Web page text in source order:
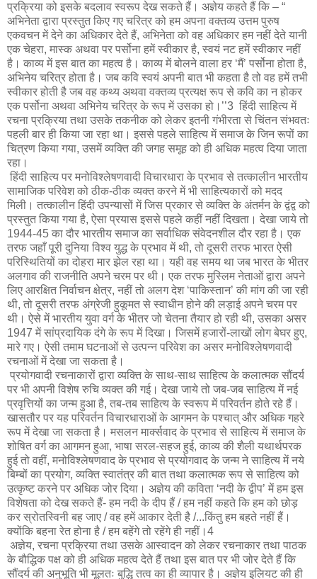
प्रक्रिया को इसके बदलाव स्वरूप देख सकते हैं। अज्ञेय कहते हैं कि – “
अभिनेता द्वारा प्रस्तुत किए गए चरित्र को हम अपना वक्तव्य उत्तम पुरुष
एकवचन में देने का अधिकार देते हैं, अभिनेता को वह अधिकार हम नहीं देते यानी
एक चेहरा, मास्क अथवा पर पर्सोना हमें स्वीकार है, स्वयं नट हमें स्वीकार नहीं
है। काव्य में इस बात का महत्व है। काव्य में बोलने वाला हर ‘मैं’ पर्सोना होता है,
अभिनेय चरित्र होता है। जब कवि स्वयं अपनी बात भी कहता है तो वह हमें तभी
स्वीकार होती है जब वह कथ्य अथवा वक्तव्य प्रत्यक्ष रूप से कवि का न होकर
एक पर्सोना अथवा अभिनेय चरित्र के रूप में उसका हो।’’3 हिंदी साहित्य में
रचना प्रक्रिया तथा उसके तकनीक को लेकर इतनी गंभीरता से चिंतन संभवतः
पहली बार ही किया जा रहा था। इससे पहले साहित्य में समाज के जिन रूपों का
चित्रण किया गया, उसमें व्यक्ति की जगह समूह को ही अधिक महत्व दिया जाता
रहा।
हिंदी साहित्य पर मनोविश्लेषणवादी विचारधारा के प्रभाव से तत्कालीन भारतीय
सामाजिक परिवेश को ठीक-ठीक व्यक्त करने में भी साहित्यकारों को मदद
मिली। तत्कालीन हिंदी उपन्यासों में जिस प्रकार से व्यक्ति के अंतर्मन के द्वंद्व को
प्रस्तुत किया गया है, ऐसा प्रयास इससे पहले कहीं नहीं दिखता। देखा जाये तो
1944-45 का दौर भारतीय समाज का सर्वाधिक संवेदनशील दौर रहा है। एक
तरफ जहाँ पूरी दुनिया विश्व युद्ध के प्रभाव में थी, तो दूसरी तरफ भारत ऐसी
परिस्थितियों का दोहरा मार झेल रहा था। यही वह समय था जब भारत के भीतर
अलगाव की राजनीति अपने चरम पर थी। एक तरफ मुस्लिम नेताओं द्वारा अपने
लिए आरक्षित निर्वाचन क्षेत्र, नहीं तो अलग देश ‘पाकिस्तान’ की मांग की जा रही
थी, तो दूसरी तरफ अंग्रेजी हुकूमत से स्वाधीन होने की लड़ाई अपने चरम पर
थी। ऐसे में भारतीय युवा वर्ग के भीतर जो चेतना तैयार हो रही थी, उसका असर
1947 में सांप्रदायिक दंगे के रूप में दिखा। जिसमें हजारों-लाखों लोग बेघर हुए,
मारे गए। ऐसी तमाम घटनाओं से उत्पन्न परिवेश का असर मनोविश्लेषणवादी
रचनाओं में देखा जा सकता है।
प्रयोगवादी रचनाकारों द्वारा व्यक्ति के साथ-साथ साहित्य के कलात्मक सौंदर्य
पर भी अपनी विशेष रुचि व्यक्त की गई। देखा जाये तो जब-जब साहित्य में नई
प्रवृत्तियों का जन्म हुआ है, तब-तब साहित्य के स्वरूप में परिवर्तन होते रहे हैं।
खासतौर पर यह परिवर्तन विचारधाराओं के आगमन के पश्चात् और अधिक गहरे
रूप में देखा जा सकता है। मसलन मार्क्सवाद के प्रभाव से साहित्य में समाज के
शोषित वर्ग का आगमन हुआ, भाषा सरल-सहज हुई, काव्य की शैली यथार्थपरक
हुई तो वहीं, मनोविश्लेषणवाद के प्रभाव से प्रयोगवाद के जन्म ने साहित्य में नये
बिम्बों का प्रयोग, व्यक्ति स्वातंत्र की बात तथा कलात्मक रूप से साहित्य को
उत्कृष्ट करने पर अधिक जोर दिया। अज्ञेय की कविता ‘नदी के द्वीप’ में हम इस
विशेषता को देख सकते हैं- हम नदी के दीप हैं / हम नहीं कहते कि हम को छोड़
कर स्रोतस्विनी बह जाए / वह हमें आकार देती है /...किंतु हम बहते नहीं हैं।
क्योंकि बहना रेत होना है / हम बहेंगे तो रहेंगे ही नहीं।4
अज्ञेय, रचना प्रक्रिया तथा उसके आस्वादन को लेकर रचनाकार तथा पाठक
के बौद्धिक पक्ष को ही अधिक महत्व देते हैं तथा इस बात पर भी जोर देते हैं कि
सौंदर्य की अनुभूति भी मूलतः बुद्धि तत्व का ही व्यापार है। अज्ञेय इलियट की ही